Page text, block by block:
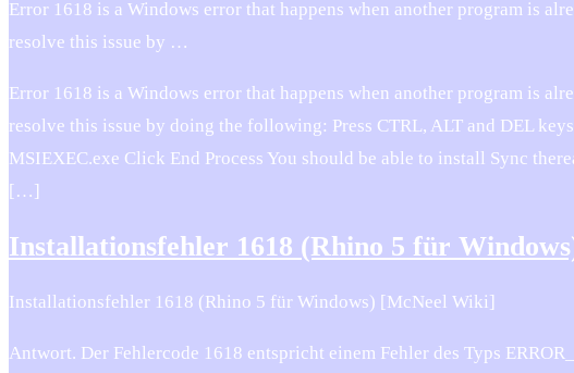
Error 1618 is a Windows error that happens when another program is
resolve this issue by …
Error 1618 is a Windows error that happens when another program is
resolve this issue by doing the following: Press CTRL, ALT and DEL
MSIEXEC.exe Click End Process You should be able to install Sync
[…]
Installationsfehler 1618 (Rhino 5 für
Installationsfehler 1618 (Rhino 5 für Windows) [McNeel Wiki]
Antwort. Der Fehlercode 1618 entspricht einem Fehler des Typs